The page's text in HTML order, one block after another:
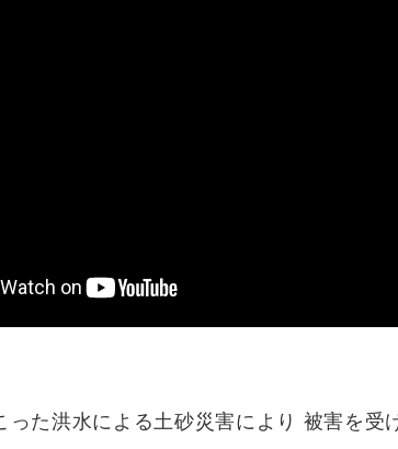
った洪水による土砂災害により 被害を受